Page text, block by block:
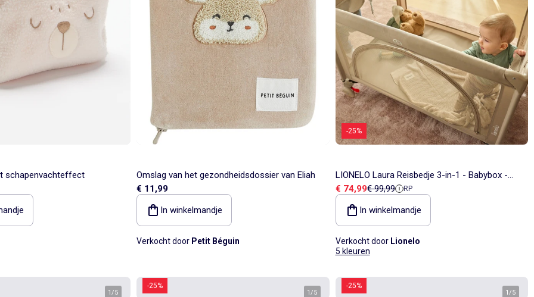
schapenvachteffect
Omslag van het gezondheidsdossier van Eliah
€ 11,99
In winkelmandje
Verkocht door Petit Béguin
-25%
LIONELO Laura Reisbedje 3-in-1 - Babybox -
Matras - Wieltjes - 0-36 Maanden
Verkoopprijs
€ 74,99Referentieprijs
€ 99,99 RP
In winkelmandje
Verkocht door Lionelo
5 kleuren
1/5
-25%
1/5
-25%
1/5